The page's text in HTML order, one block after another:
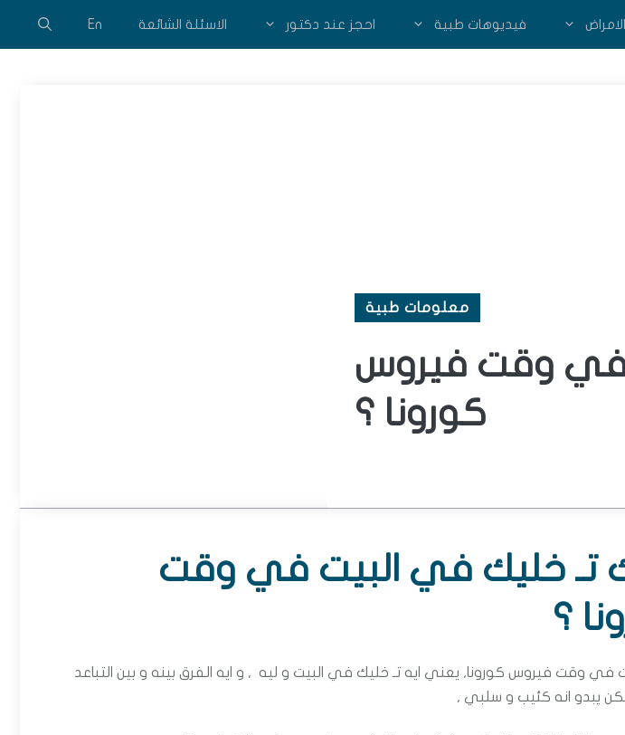
الامراض فيديوهات طبية احجز عند دكتور الاسئلة الشائعة En
معلومات طبية
في وقت فيروس
كورونا ؟
تـ خليك في البيت في وقت
؟
وقت فيروس كورونا, يعني ايه تـ خليك في البيت و ليه , و ايه الفرق بينه و بين التباعد
يبدو انه كئيب و سلبي ,